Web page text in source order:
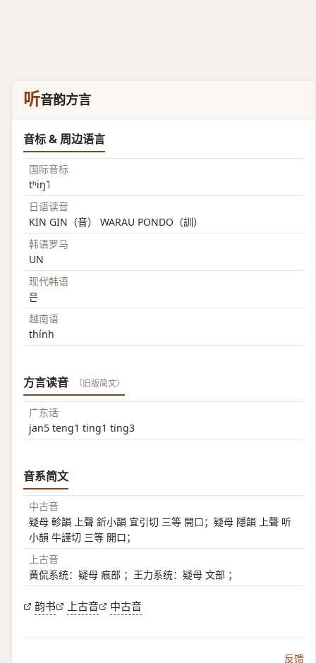
听音韵方言
音标 & 周边语言
国际音标
tʰiŋ˥
日语读音
KIN GIN（音） WARAU PONDO（訓）
韩语罗马
UN
现代韩语
은
越南语
thính
方言读音 （旧版简文）
广东话
jan5 teng1 ting1 ting3
音系简文
中古音
疑母 軫韻 上聲 釿小韻 宜引切 三等 開口；疑母 隱韻 上聲 听
小韻 牛謹切 三等 開口；
上古音
黄侃系统：疑母 痕部 ；王力系统：疑母 文部 ；
韵书 上古音 中古音
反馈